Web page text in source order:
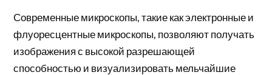
Современные микроскопы, такие как электронные и
флуоресцентные микроскопы, позволяют получать
изображения с высокой разрешающей
способностью и визуализировать мельчайшие